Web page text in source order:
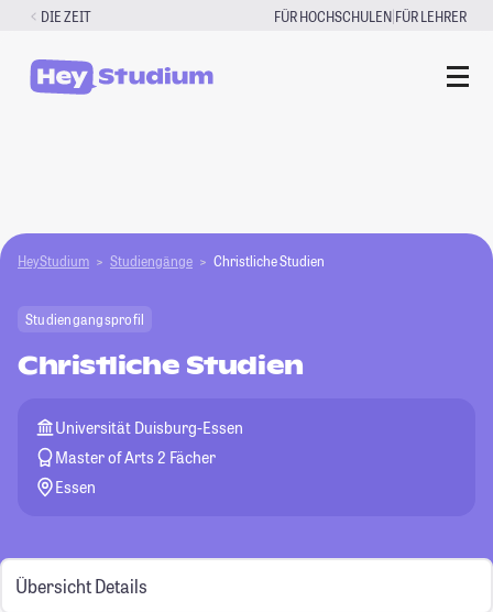
Zum
springen
DIE ZEIT FÜR HOCHSCHULEN|FÜR LEHRER
HeyStudium Studiengänge Christliche Studien
Studiengangsprofil
Christliche Studien
Universität Duisburg-Essen
Master of Arts 2 Fächer
Essen
Übersicht Details